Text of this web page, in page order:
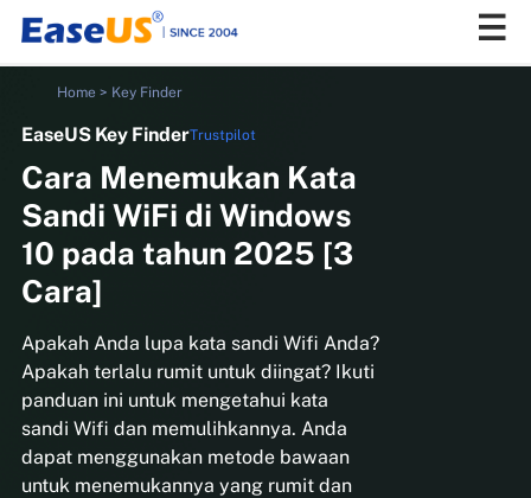
EaseUS
Home > Key Finder
EaseUS Key FinderTrustpilot
Cara Menemukan Kata
Sandi WiFi di Windows
10 pada tahun 2025 [3
Cara]
Apakah Anda lupa kata sandi Wifi Anda?
Apakah terlalu rumit untuk diingat? Ikuti
panduan ini untuk mengetahui kata
sandi Wifi dan memulihkannya. Anda
dapat menggunakan metode bawaan
untuk menemukannya yang rumit dan